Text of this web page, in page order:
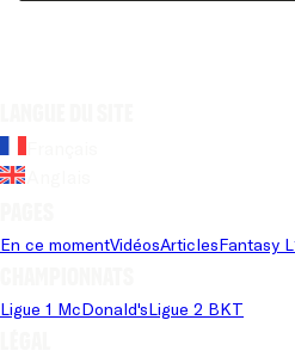
En ce momentVidéosArticlesFantasy
Ligue 1 McDonald'sLigue 2 BKT